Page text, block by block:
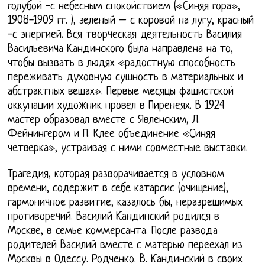
голубой -с небесным спокойствием («Синяя гора»,
1908-1909 гг. ), зеленый – с коровой на лугу, красный
-с энергией. Вся творческая деятельность Василия
Васильевича Кандинского была направлена на то,
чтобы вызвать в людях «радостную способность
переживать духовную сущность в материальных и
абстрактных вещах». Первые месяцы фашистской
оккупации художник провел в Пиренеях. В 1924
мастер образовал вместе с Явленским, Л.
Фейнингером и П. Клее объединение «Синяя
четверка», устраивая с ними совместные выставки.
Трагедия, которая разворачивается в условном
времени, содержит в себе катарсис (очищение),
гармоничное развитие, казалось бы, неразрешимых
противоречий. Василий Кандинский родился в
Москве, в семье коммерсанта. После развода
родителей Василий вместе с матерью переехал из
Москвы в Одессу. Родченко. В. Кандинский в своих